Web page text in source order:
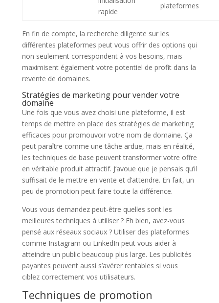
rapide
plateformes
En fin de compte, la recherche diligente sur les
différentes plateformes peut vous offrir des options qui
non seulement correspondent à vos besoins, mais
maximisent également votre potentiel de profit dans la
revente de domaines.
Stratégies de marketing pour vender votre
domaine
Une fois que vous avez choisi une plateforme, il est
temps de mettre en place des stratégies de marketing
efficaces pour promouvoir votre nom de domaine. Ça
peut paraître comme une tâche ardue, mais en réalité,
les techniques de base peuvent transformer votre offre
en véritable produit attractif. J’avoue que je pensais qu’il
suffisait de le mettre en vente et d’attendre. En fait, un
peu de promotion peut faire toute la différence.
Vous vous demandez peut-être quelles sont les
meilleures techniques à utiliser ? Eh bien, avez-vous
pensé aux réseaux sociaux ? Utiliser des plateformes
comme Instagram ou LinkedIn peut vous aider à
atteindre un public beaucoup plus large. Les publicités
payantes peuvent aussi s’avérer rentables si vous
ciblez correctement vos utilisateurs.
Techniques de promotion